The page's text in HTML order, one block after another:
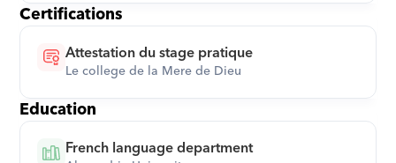
Certifications
Attestation du stage pratique
Le college de la Mere de Dieu
Education
French language department